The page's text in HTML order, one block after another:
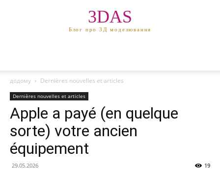
3DAS
Блог про 3Д моделювання
додому Dernières nouvelles et articles
Dernières nouvelles et articles
Apple a payé (en quelque
sorte) votre ancien
équipement
29.05.2026 19